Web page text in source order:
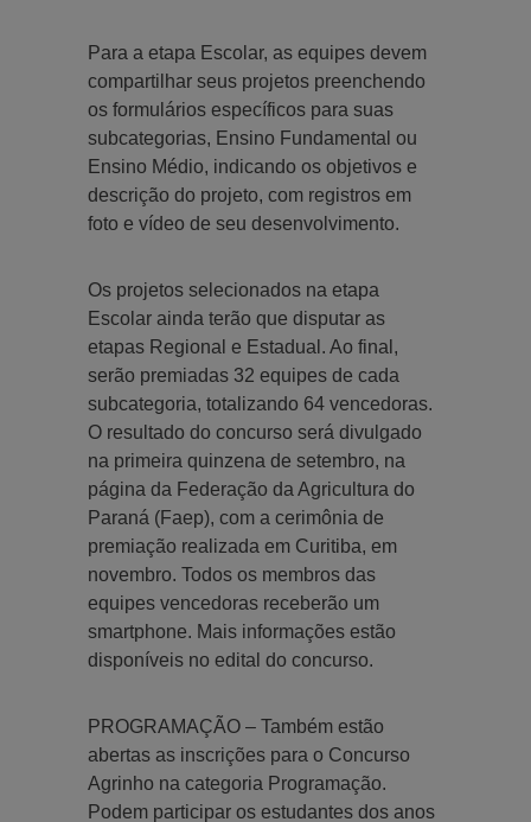
Para a etapa Escolar, as equipes devem
compartilhar seus projetos preenchendo
os formulários específicos para suas
subcategorias, Ensino Fundamental ou
Ensino Médio, indicando os objetivos e
descrição do projeto, com registros em
foto e vídeo de seu desenvolvimento.
Os projetos selecionados na etapa
Escolar ainda terão que disputar as
etapas Regional e Estadual. Ao final,
serão premiadas 32 equipes de cada
subcategoria, totalizando 64 vencedoras.
O resultado do concurso será divulgado
na primeira quinzena de setembro, na
página da Federação da Agricultura do
Paraná (Faep), com a cerimônia de
premiação realizada em Curitiba, em
novembro. Todos os membros das
equipes vencedoras receberão um
smartphone. Mais informações estão
disponíveis no edital do concurso.
PROGRAMAÇÃO – Também estão
abertas as inscrições para o Concurso
Agrinho na categoria Programação.
Podem participar os estudantes dos anos